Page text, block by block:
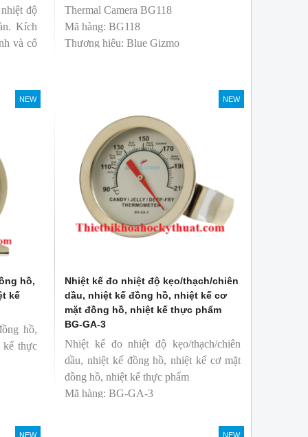
độ
Kích
và cố
Thermal Camera BG118
Mã hàng: BG118
Thương hiệu: Blue Gizmo
NEW
hồ,
kế
hồ,
kế thực
NEW
Nhiệt kế đo nhiệt độ kẹo/thạch/chiên
dầu, nhiệt kế đồng hồ, nhiệt kế cơ
mặt đồng hồ, nhiệt kế thực phẩm
BG-GA-3
Nhiệt kế đo nhiệt độ kẹo/thạch/chiên
dầu, nhiệt kế đồng hồ, nhiệt kế cơ mặt
đồng hồ, nhiệt kế thực phẩm
Mã hàng: BG-GA-3
NEW NEW